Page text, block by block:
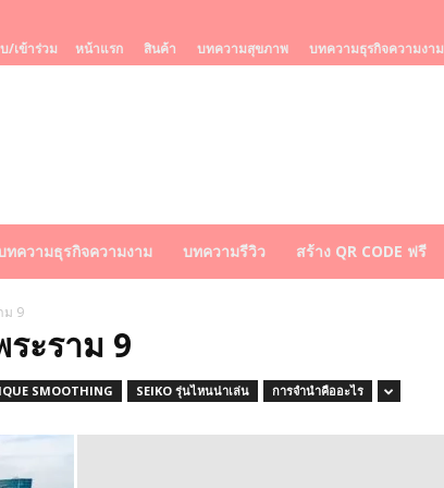
/เข้าร่วม หน้าแรก สินค้า บทความสุขภาพ บทความธุรกิจความงาม
ทความธุรกิจความงาม บทความรีวิว สร้าง QR CODE ฟรี
ม 9
ะราม 9
SMOOTHING SEIKO รุ่นไหนน่าเล่น การจำนำคืออะไร